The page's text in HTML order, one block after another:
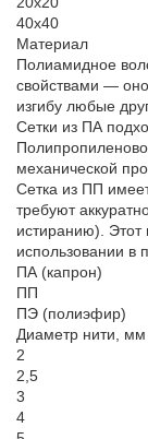
40х40
Материал
Полиамидное
свойствами — оно
изгибу любые
Сетки из ПА
механической
Сетка из ПП
требуют
истиранию).
использовании в
ПА (капрон)
ПП
ПЭ (полиэфир)
Диаметр нити, мм
2
2,5
3
4